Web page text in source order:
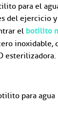
para el
del ejercicio
el botilito
inoxidable,
esterilizadora.